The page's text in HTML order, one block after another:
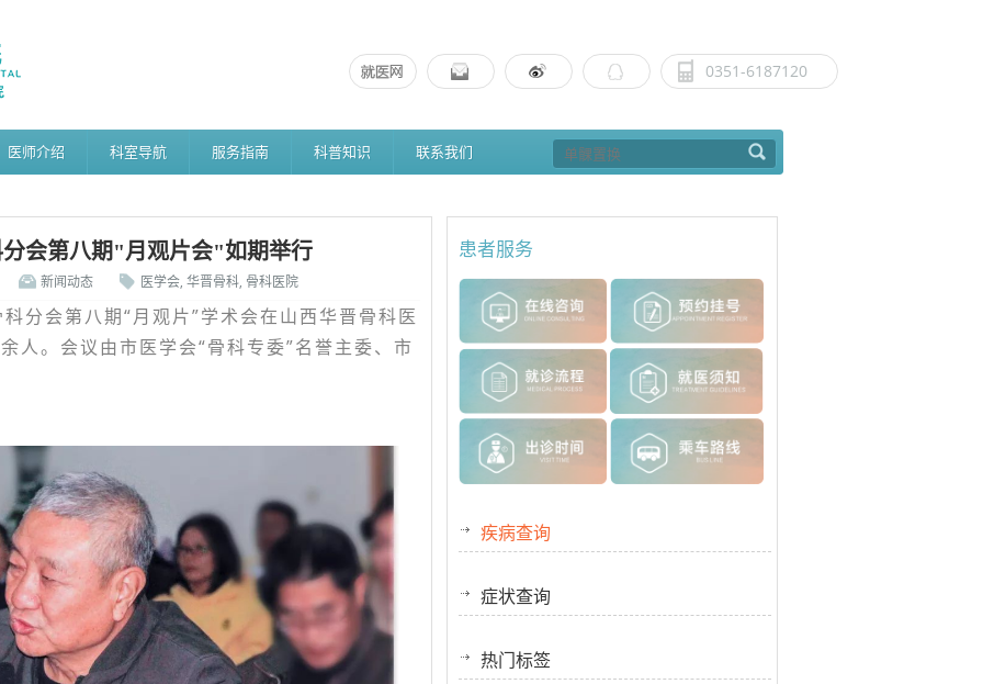
0351-6187120
医师介绍 科室导航 服务指南 科普知识 联系我们
会第八期"月观片会"如期举行
新闻动态 医学会, 华晋骨科, 骨科医院
分会第八期“月观片”学术会在山西华晋骨科医
人。会议由市医学会“骨科专委”名誉主委、市
患者服务
疾病查询
症状查询
热门标签